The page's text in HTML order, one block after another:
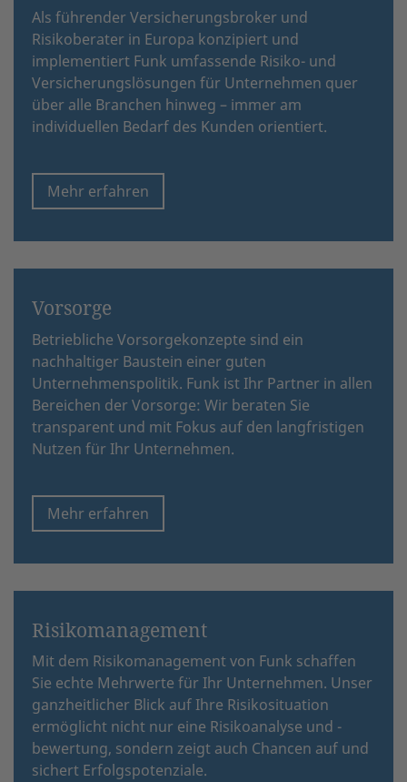
Als führender Versicherungsbroker und
Risikoberater in Europa konzipiert und
implementiert Funk umfassende Risiko- und
Versicherungslösungen für Unternehmen quer
über alle Branchen hinweg – immer am
individuellen Bedarf des Kunden orientiert.
Mehr erfahren
Vorsorge
Betriebliche Vorsorgekonzepte sind ein
nachhaltiger Baustein einer guten
Unternehmenspolitik. Funk ist Ihr Partner in allen
Bereichen der Vorsorge: Wir beraten Sie
transparent und mit Fokus auf den langfristigen
Nutzen für Ihr Unternehmen.
Mehr erfahren
Risikomanagement
Mit dem Risikomanagement von Funk schaffen
Sie echte Mehrwerte für Ihr Unternehmen. Unser
ganzheitlicher Blick auf Ihre Risikosituation
ermöglicht nicht nur eine Risikoanalyse und -
bewertung, sondern zeigt auch Chancen auf und
sichert Erfolgspotenziale.